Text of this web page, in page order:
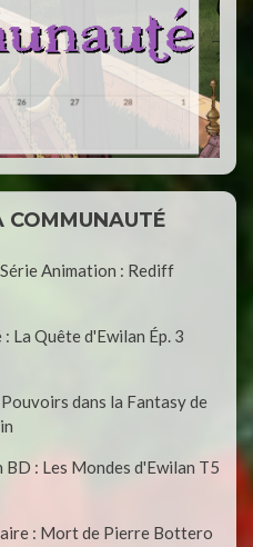
COMMUNAUTÉ
Animation : Rediff
La Quête d'Ewilan Ép. 3
dans la Fantasy de
: Les Mondes d'Ewilan T5
: Mort de Pierre Bottero